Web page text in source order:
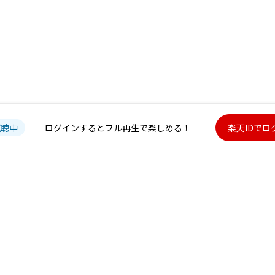
中 ログインするとフル再生で楽しめる！ 楽天IDでロ